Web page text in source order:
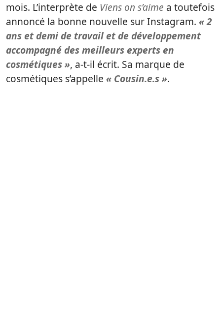
mois. L’interprète de Viens on s’aime a toutefois
annoncé la bonne nouvelle sur Instagram. « 2
ans et demi de travail et de développement
accompagné des meilleurs experts en
cosmétiques », a-t-il écrit. Sa marque de
cosmétiques s’appelle « Cousin.e.s ».